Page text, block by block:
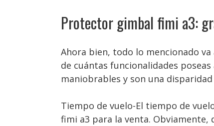
Protector gimbal fimi a3:
Ahora bien, todo lo mencionado
de cuántas funcionalidades
maniobrables y son una
Tiempo de vuelo-El tiempo de
fimi a3 para la venta. Obviamente,